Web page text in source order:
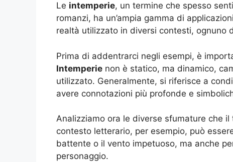
Le intemperie, un termine che spesso
romanzi, ha un’ampia gamma di
realtà utilizzato in diversi contesti, ognuno
Prima di addentrarci negli esempi, è
Intemperie non è statico, ma dinamico,
utilizzato. Generalmente, si riferisce a
avere connotazioni più profonde e
Analizziamo ora le diverse sfumature che il
contesto letterario, per esempio, può
battente o il vento impetuoso, ma anche
personaggio.